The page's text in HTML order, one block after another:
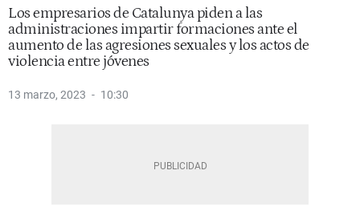
Los empresarios de Catalunya piden a las
administraciones impartir formaciones ante el
aumento de las agresiones sexuales y los actos de
violencia entre jóvenes
13 marzo, 2023 10:30